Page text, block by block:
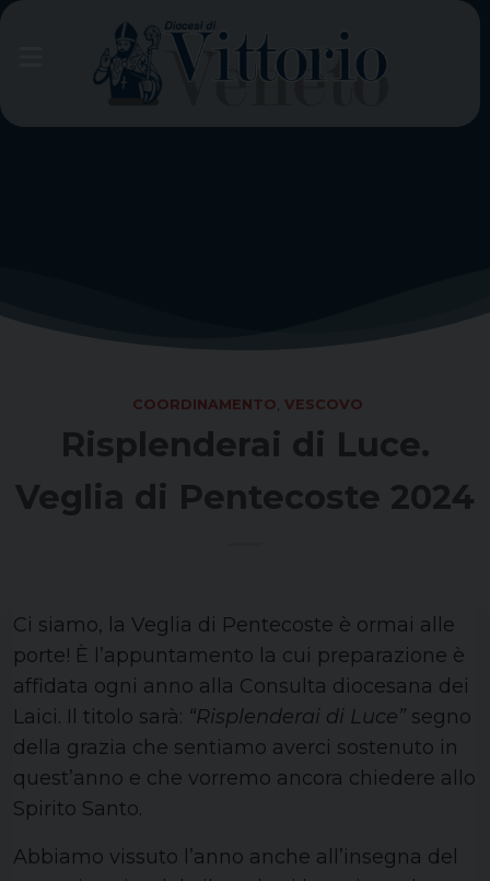
Skip
COORDINAMENTO VESCOVO
Risplenderai di Luce.
Veglia di Pentecoste 2024
Ci siamo, la Veglia di Pentecoste è ormai alle
porte! È l’appuntamento la cui preparazione è
affidata ogni anno alla Consulta diocesana dei
Laici. Il titolo sarà: “Risplenderai di Luce” segno
della grazia che sentiamo averci sostenuto in
quest’anno e che vorremo ancora chiedere allo
Spirito Santo.
Abbiamo vissuto l’anno anche all’insegna del